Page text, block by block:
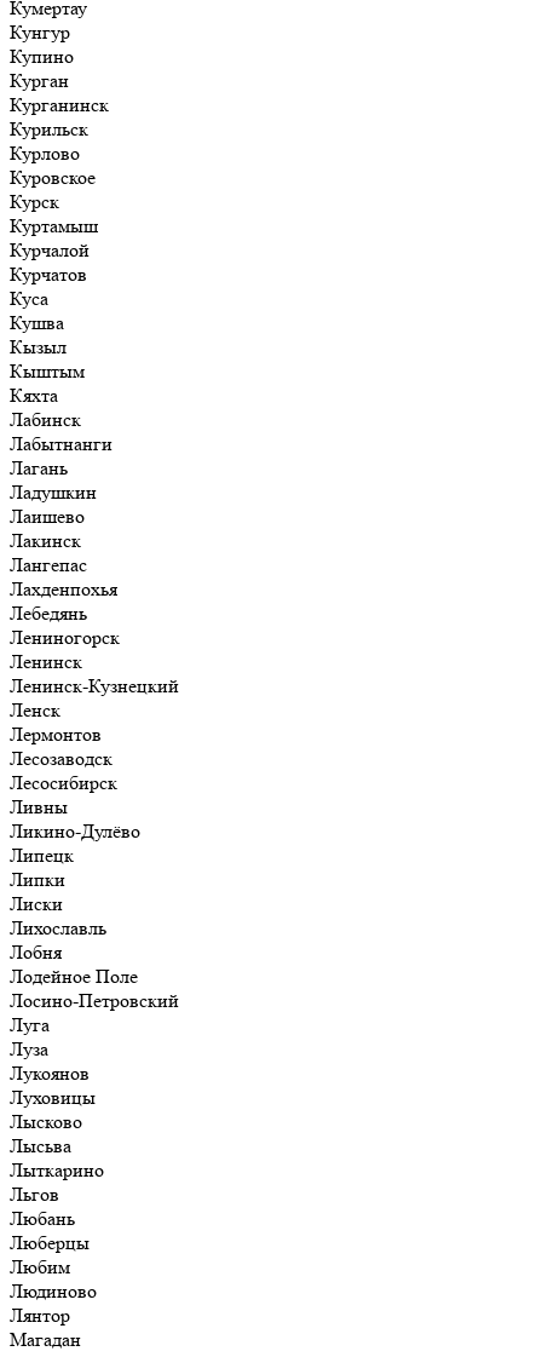
Кумертау
Кунгур
Купино
Курган
Курганинск
Курильск
Курлово
Куровское
Курск
Куртамыш
Курчалой
Курчатов
Куса
Кушва
Кызыл
Кыштым
Кяхта
Лабинск
Лабытнанги
Лагань
Ладушкин
Лаишево
Лакинск
Лангепас
Лахденпохья
Лебедянь
Лениногорск
Ленинск
Ленинск-Кузнецкий
Ленск
Лермонтов
Лесозаводск
Лесосибирск
Ливны
Ликино-Дулёво
Липецк
Липки
Лиски
Лихославль
Лобня
Лодейное Поле
Лосино-Петровский
Луга
Луза
Лукоянов
Луховицы
Лысково
Лысьва
Лыткарино
Льгов
Любань
Люберцы
Любим
Людиново
Лянтор
Магадан